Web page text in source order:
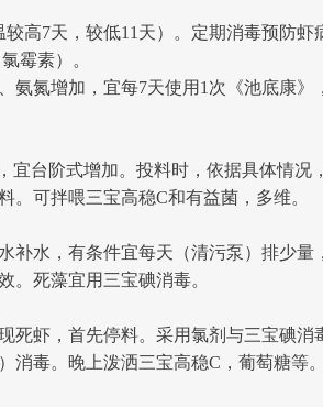
7天，较低11天）。定期消毒预防虾
霉素）。
氮增加，宜每7天使用1次《池底康》
台阶式增加。投料时，依据具体情况
可拌喂三宝高稳C和有益菌，多维。
水，有条件宜每天（清污泵）排少量
。死藻宜用三宝碘消毒。
虾，首先停料。采用氯剂与三宝碘消
消毒。晚上泼洒三宝高稳C，葡萄糖等